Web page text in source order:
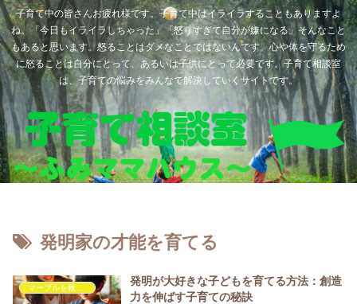
子育て中の皆さんお疲れ様です。子育て中はイライラすることもありますよ
ね。「今日もイライラしちゃった」「怒りすぎて自分が嫌になる」そんなこと
もあると思います。怒ることはダメなことではないんです。心や体を守るため
に怒ることは自分にとって、あるいは子供にとって必要です。子育て相談室
は、子育ての悩みをみんなで解決していくサイトです。
発明家の才能を育てる
発明が大好きな子どもを育てる方法：創造
力を伸ばす子育ての秘訣